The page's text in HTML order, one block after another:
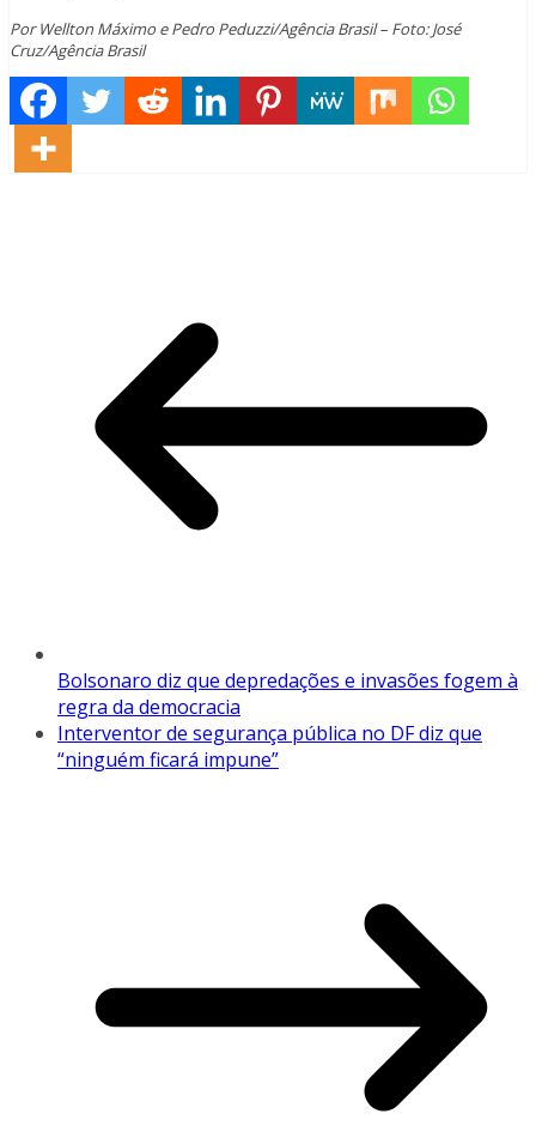
Por Wellton Máximo e Pedro Peduzzi/Agência Brasil – Foto: José
Cruz/Agência Brasil
Bolsonaro diz que depredações e invasões fogem à
regra da democracia
Interventor de segurança pública no DF diz que
“ninguém ficará impune”